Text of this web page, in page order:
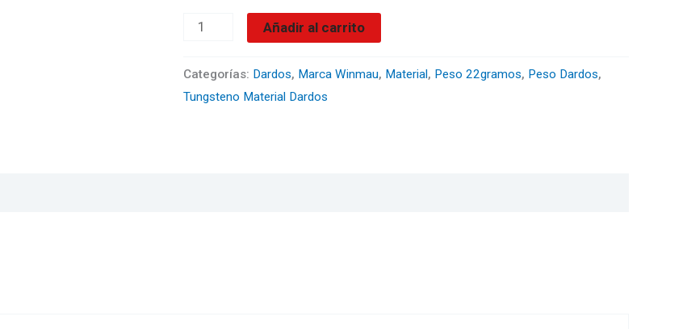
cantidad
Añadir al carrito
Categorías: Dardos, Marca Winmau, Material , Peso 22gramos, Peso Dardos,
Tungsteno Material Dardos